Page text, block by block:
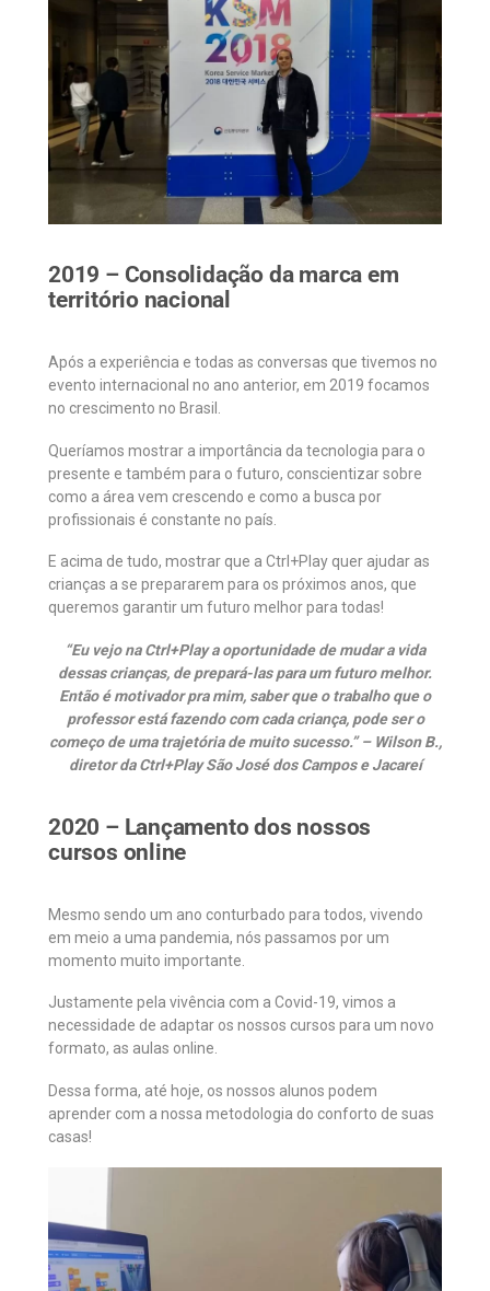
2019 – Consolidação da marca em
território nacional
Após a experiência e todas as conversas que tivemos no
evento internacional no ano anterior, em 2019 focamos
no crescimento no Brasil.
Queríamos mostrar a importância da tecnologia para o
presente e também para o futuro, conscientizar sobre
como a área vem crescendo e como a busca por
profissionais é constante no país.
E acima de tudo, mostrar que a Ctrl+Play quer ajudar as
crianças a se prepararem para os próximos anos, que
queremos garantir um futuro melhor para todas!
“Eu vejo na Ctrl+Play a oportunidade de mudar a vida
dessas crianças, de prepará-las para um futuro melhor.
Então é motivador pra mim, saber que o trabalho que o
professor está fazendo com cada criança, pode ser o
começo de uma trajetória de muito sucesso.” – Wilson B.,
diretor da Ctrl+Play São José dos Campos e Jacareí
2020 – Lançamento dos nossos
cursos online
Mesmo sendo um ano conturbado para todos, vivendo
em meio a uma pandemia, nós passamos por um
momento muito importante.
Justamente pela vivência com a Covid-19, vimos a
necessidade de adaptar os nossos cursos para um novo
formato, as aulas online.
Dessa forma, até hoje, os nossos alunos podem
aprender com a nossa metodologia do conforto de suas
casas!